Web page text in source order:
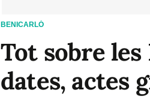
BENICARLÓ
Tot sobre les
dates, actes